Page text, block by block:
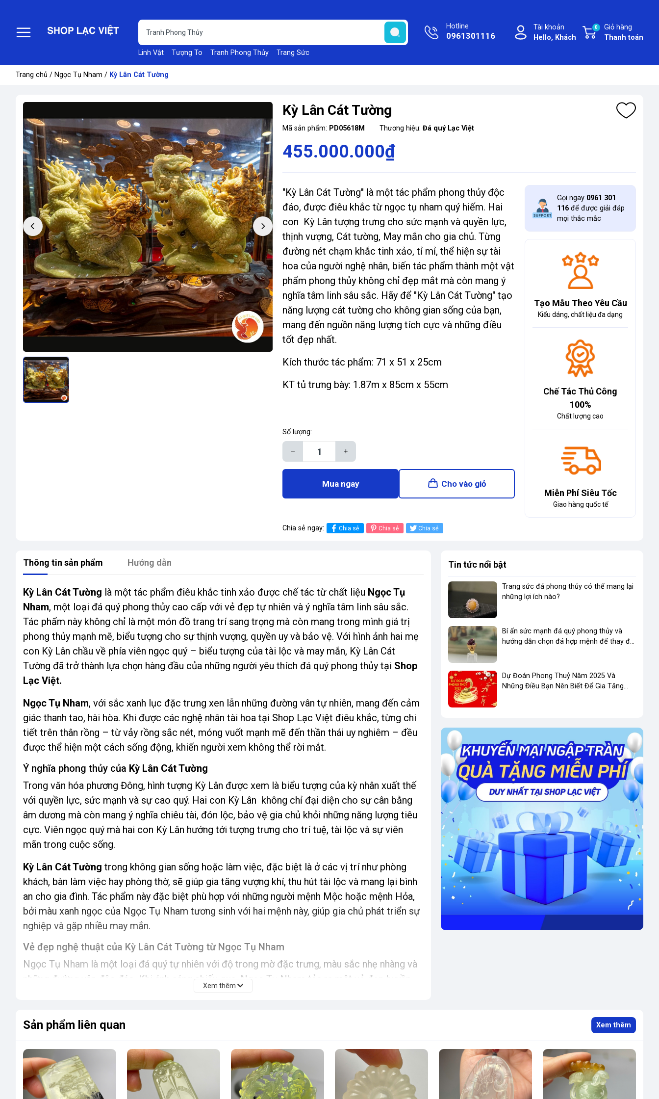
Linh Vật Tượng To Tranh Phong Thủy Trang Sức
Hotline
0961301116
Tài khoản
Hello, Khách
Giỏ hàng
Thanh toán
0
Trang chủ / Ngọc Tụ Nham / Kỳ Lân Cát Tường
Kỳ Lân Cát Tường
Mã sản phẩm: PD05618M Thương hiệu:Đá quý Lạc Việt
455.000.000₫
"Kỳ Lân Cát Tường" là một tác phẩm phong thủy độc
đáo, được điêu khắc từ ngọc tụ nham quý hiếm. Hai
con Kỳ Lân tượng trưng cho sức mạnh và quyền lực,
thịnh vượng, Cát tường, May mắn cho gia chủ. Từng
đường nét chạm khắc tinh xảo, tỉ mỉ, thể hiện sự tài
hoa của người nghệ nhân, biến tác phẩm thành một vật
phẩm phong thủy không chỉ đẹp mắt mà còn mang ý
nghĩa tâm linh sâu sắc. Hãy để "Kỳ Lân Cát Tường" tạo
năng lượng cát tường cho không gian sống của bạn,
mang đến nguồn năng lượng tích cực và những điều
tốt đẹp nhất.
Kích thước tác phẩm: 71 x 51 x 25cm
KT tủ trưng bày: 1.87m x 85cm x 55cm
Số lượng:
– +
Mua ngay Cho vào giỏ
Chia sẻ ngay: Chia sẻ Chia sẻ Chia sẻ
Gọi ngay 0961 301
116 để được giải đáp
mọi thắc mắc
Tạo Mẫu Theo Yêu Cầu
Kiểu dáng, chất liệu đa dạng
Chế Tác Thủ Công
100%
Chất lượng cao
Miễn Phí Siêu Tốc
Giao hàng quốc tế
Thông tin sản phẩm Hướng dẫn
Kỳ Lân Cát Tường là một tác phẩm điêu khắc tinh xảo được chế tác từ chất liệu Ngọc Tụ
Nham, một loại đá quý phong thủy cao cấp với vẻ đẹp tự nhiên và ý nghĩa tâm linh sâu sắc.
Tác phẩm này không chỉ là một món đồ trang trí sang trọng mà còn mang trong mình giá trị
phong thủy mạnh mẽ, biểu tượng cho sự thịnh vượng, quyền uy và bảo vệ. Với hình ảnh hai mẹ
con Kỳ Lân chầu về phía viên ngọc quý – biểu tượng của tài lộc và may mắn, Kỳ Lân Cát
Tường đã trở thành lựa chọn hàng đầu của những người yêu thích đá quý phong thủy tại Shop
Lạc Việt.
Ngọc Tụ Nham, với sắc xanh lục đặc trưng xen lẫn những đường vân tự nhiên, mang đến cảm
giác thanh tao, hài hòa. Khi được các nghệ nhân tài hoa tại Shop Lạc Việt điêu khắc, từng chi
tiết trên thân rồng – từ vảy rồng sắc nét, móng vuốt mạnh mẽ đến thần thái uy nghiêm – đều
được thể hiện một cách sống động, khiến người xem không thể rời mắt.
Ý nghĩa phong thủy của Kỳ Lân Cát Tường
Trong văn hóa phương Đông, hình tượng Kỳ Lân được xem là biểu tượng của kỳ nhân xuất thế
với quyền lực, sức mạnh và sự cao quý. Hai con Kỳ Lân không chỉ đại diện cho sự cân bằng
âm dương mà còn mang ý nghĩa chiêu tài, đón lộc, bảo vệ gia chủ khỏi những năng lượng tiêu
cực. Viên ngọc quý mà hai con Kỳ Lân hướng tới tượng trưng cho trí tuệ, tài lộc và sự viên
mãn trong cuộc sống.
Kỳ Lân Cát Tường trong không gian sống hoặc làm việc, đặc biệt là ở các vị trí như phòng
khách, bàn làm việc hay phòng thờ, sẽ giúp gia tăng vượng khí, thu hút tài lộc và mang lại bình
an cho gia đình. Tác phẩm này đặc biệt phù hợp với những người mệnh Mộc hoặc mệnh Hỏa,
bởi màu xanh ngọc của Ngọc Tụ Nham tương sinh với hai mệnh này, giúp gia chủ phát triển sự
nghiệp và gặp nhiều may mắn.
Vẻ đẹp nghệ thuật của Kỳ Lân Cát Tường từ Ngọc Tụ Nham
Ngọc Tụ Nham là một loại đá quý tự nhiên với độ trong mờ đặc trưng, màu sắc nhẹ nhàng và
những đường vân độc đáo. Khi ánh sáng chiếu qua, Ngọc Tụ Nham tỏa ra một vẻ đẹp huyền
chiếc vảy được điêu khắc tinh tế. Đế gỗ được chạm khắc công phu càng làm nổi bật giá trị
Lý do khách hàng lựa chọn đá quý phong thủy tại Shop Lạc Việt
Đội ngũ điêu khắc gia tài năng, nhiều kinh nghiệm
Shop Lạc Việt tự hào sở hữu đội ngũ nghệ nhân điêu khắc được đào tạo bài bản, với nhiều
Xem thêm
Tin tức nổi bật
Trang sức đá phong thủy có thể mang lại
những lợi ích nào?
Bí ẩn sức mạnh đá quý phong thủy và
hướng dẫn chọn đá hợp mệnh để thay đổi
Dự Đoán Phong Thuỷ Năm 2025 Và
Những Điều Bạn Nên Biết Để Gia Tăng
Sản phẩm liên quan Xem thêm